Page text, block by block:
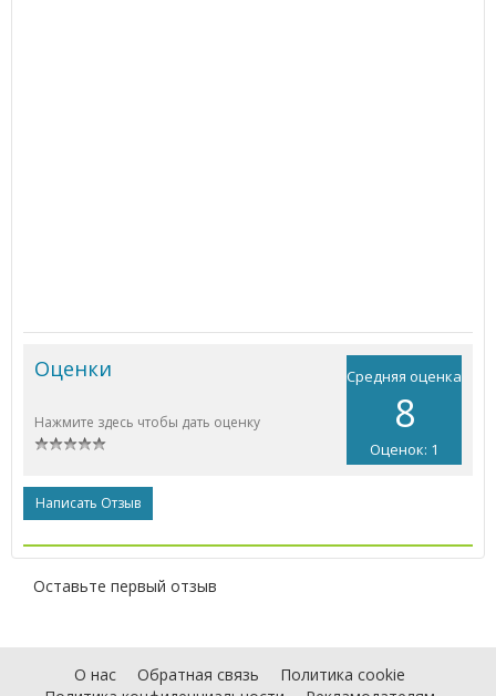
Средняя оценка
8
Оценок: 1
Оценки
Нажмите здесь чтобы дать оценку
Написать Отзыв
Оставьте первый отзыв
О нас Обратная связь
Политика cookie